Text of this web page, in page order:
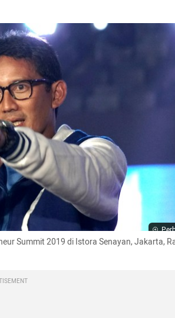
Summit 2019 di Istora Senayan, Jakarta,